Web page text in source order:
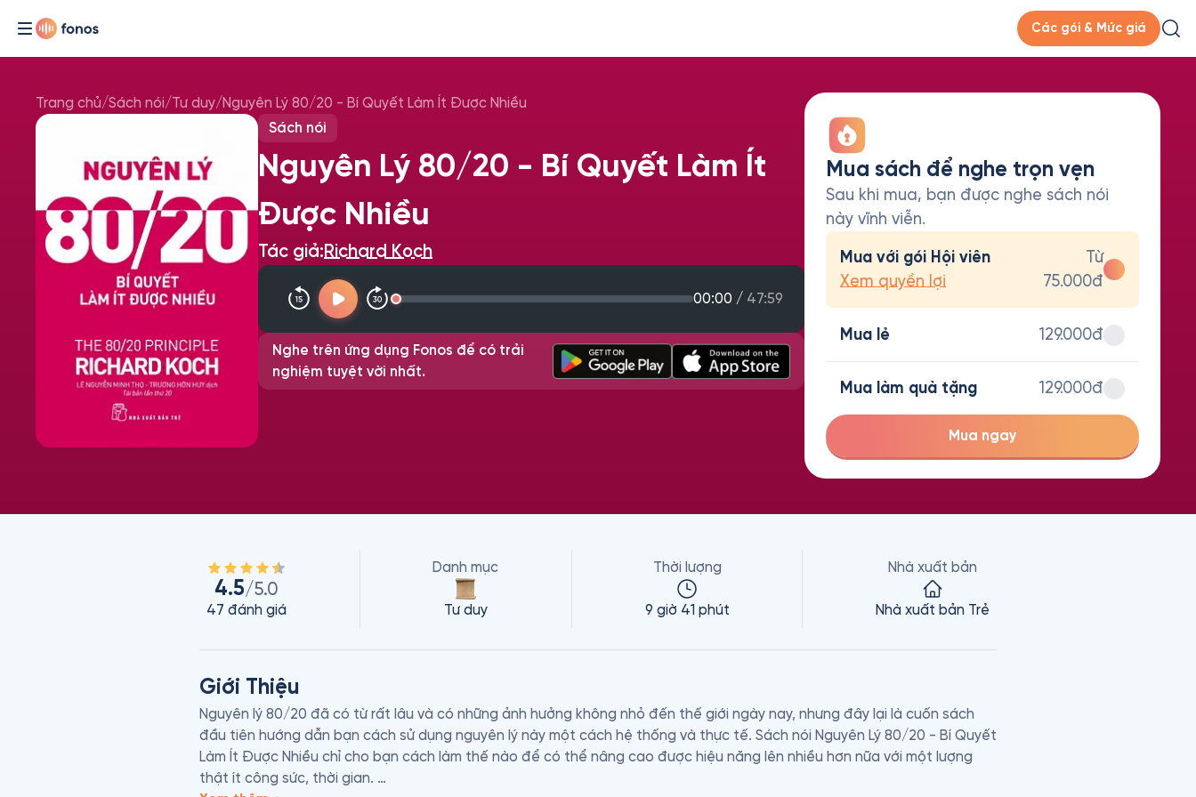
Các gói & Mức giá
Trang chủ/Sách nói/Tư duy/Nguyên Lý 80/20 - Bí Quyết Làm Ít Được Nhiều
Sách nói
Nguyên Lý 80/20 - Bí Quyết Làm Ít
Được Nhiều
Tác giả:Richard Koch
00:00 / 47:59
Nghe trên ứng dụng Fonos để có trải
nghiệm tuyệt vời nhất.
Mua sách để nghe trọn vẹn
Sau khi mua, bạn được nghe sách nói
này vĩnh viễn.
Mua với gói Hội viên
Xem quyền lợi
Từ
75.000đ
Mua lẻ 129.000đ
Mua làm quà tặng 129.000đ
Mua ngay
4.5/5.0
47 đánh giá
Danh mục
Tư duy
Thời lượng
9 giờ 41 phút
Nhà xuất bản
Nhà xuất bản Trẻ
Giới Thiệu
Nguyên lý 80/20 đã có từ rất lâu và có những ảnh hưởng không nhỏ đến thế giới ngày nay, nhưng đây lại là cuốn sách
đầu tiên hướng dẫn bạn cách sử dụng nguyên lý này một cách hệ thống và thực tế. Sách nói Nguyên Lý 80/20 - Bí Quyết
Làm Ít Được Nhiều chỉ cho bạn cách làm thế nào để có thể nâng cao được hiệu năng lên nhiều hơn nữa với một lượng
thật ít công sức, thời gian.